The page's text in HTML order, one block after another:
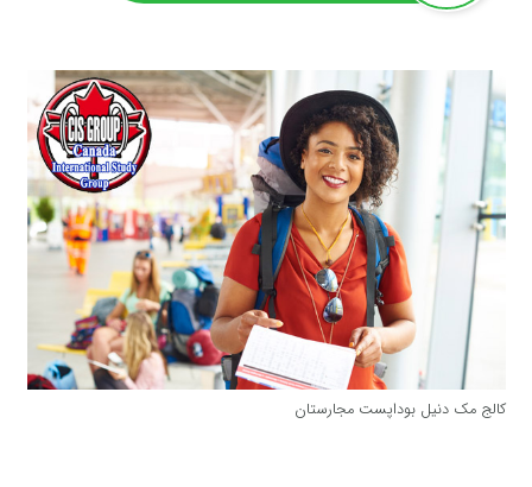
کالج مک دنیل بوداپست مجارستان